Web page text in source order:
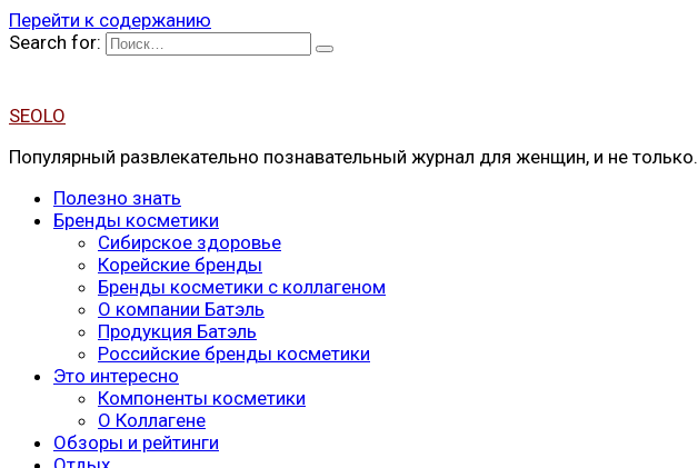
Перейти к содержанию
Search for:
SEOLO
Популярный развлекательно познавательный журнал для женщин, и не только.
Полезно знать
Бренды косметики
Сибирское здоровье
Корейские бренды
Бренды косметики с коллагеном
О компании Батэль
Продукция Батэль
Российские бренды косметики
Это интересно
Компоненты косметики
О Коллагене
Обзоры и рейтинги